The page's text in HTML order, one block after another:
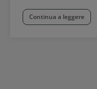
Continua a leggere